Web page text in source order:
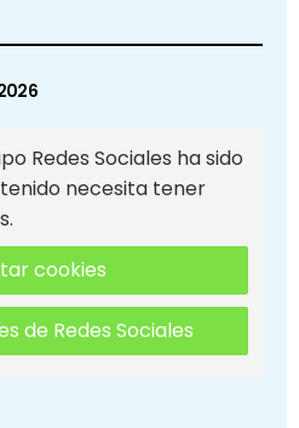
Redes Sociales ha sido
necesita tener
cookies
de Redes Sociales